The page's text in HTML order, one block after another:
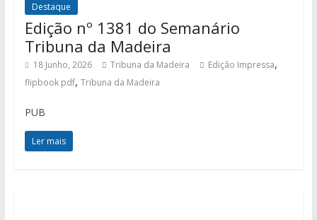
Destaque
Edição nº 1381 do Semanário
Tribuna da Madeira
18 Junho, 2026 Tribuna da Madeira Edição Impressa,
flipbook pdf, Tribuna da Madeira
PUB
Ler mais